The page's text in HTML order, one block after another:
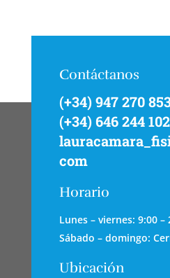
Contáctanos
(+34) 947 270
(+34) 646 244 102
com
Horario
Lunes – viernes: 9:00 –
Sábado – domingo:
Ubicación